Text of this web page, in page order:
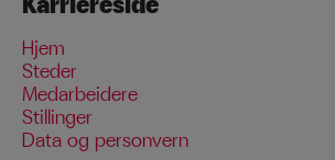
Hjem
Steder
Medarbeidere
Stillinger
Data og personvern